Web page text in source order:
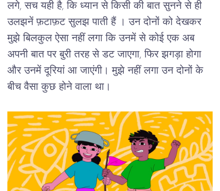
लगे, सच यही है, कि ध्यान से किसी की बात सुनने से ही
उलझनें फ़टाफ़ट सुलझ पाती हैं । उन दोनों को देखकर
मुझे बिलकुल ऐसा नहीं लगा कि उनमें से कोई एक अब
अपनी बात पर बुरी तरह से डट जाएगा, फिर झगड़ा होगा
और उनमें दूरियां आ जाएंगी। मुझे नहीं लगा उन दोनों के
बीच वैसा कुछ होने वाला था।